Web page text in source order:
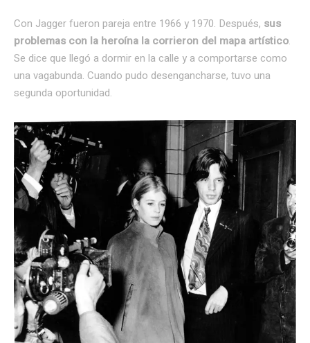
Con Jagger fueron pareja entre 1966 y 1970. Después, sus
problemas con la heroína la corrieron del mapa artístico.
Se dice que llegó a dormir en la calle y a comportarse como
una vagabunda. Cuando pudo desengancharse, tuvo una
segunda oportunidad.